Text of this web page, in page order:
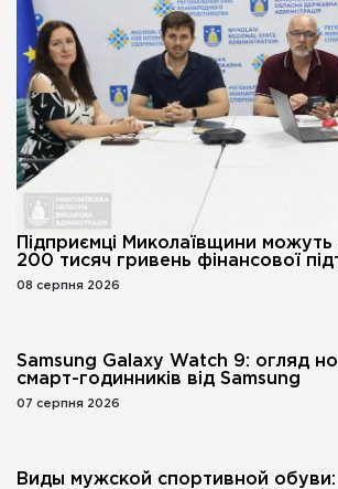
Підприємці Миколаївщини
200 тисяч гривень фінансової
08 серпня 2026
Samsung Galaxy Watch 9: огляд
смарт-годинників від Samsung
07 серпня 2026
Виды мужской спортивной